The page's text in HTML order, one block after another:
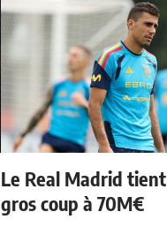
Le Real Madrid
gros coup à 70M€